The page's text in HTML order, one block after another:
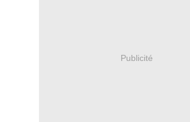
Publicité